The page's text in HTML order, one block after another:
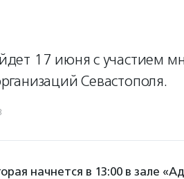
17 июня с участием
Севастополя.
начнется в 13:00 в зале